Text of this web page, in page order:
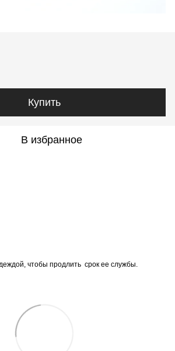
Купить
В избранное
чтобы продлить срок ее службы.